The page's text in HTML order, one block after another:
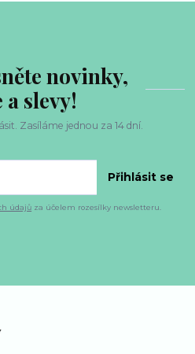
novinky,
a slevy!
Zasíláme jednou za 14 dní.
Přihlásit se
údajů za účelem rozesílky newsletteru.